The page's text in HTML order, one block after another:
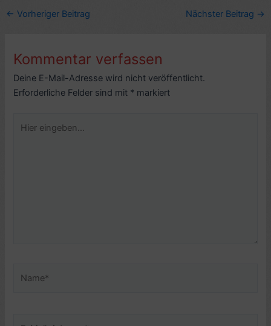
← Vorheriger Beitrag Nächster Beitrag →
Kommentar verfassen
Deine E-Mail-Adresse wird nicht veröffentlicht.
Erforderliche Felder sind mit * markiert
eingeben…